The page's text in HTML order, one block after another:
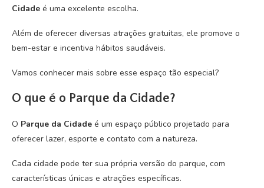
Cidade é uma excelente escolha.
Além de oferecer diversas atrações gratuitas, ele promove o
bem-estar e incentiva hábitos saudáveis.
Vamos conhecer mais sobre esse espaço tão especial?
O que é o Parque da Cidade?
O Parque da Cidade é um espaço público projetado para
oferecer lazer, esporte e contato com a natureza.
Cada cidade pode ter sua própria versão do parque, com
características únicas e atrações específicas.